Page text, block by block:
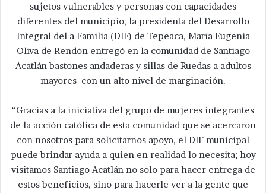
sujetos vulnerables y personas con capacidades
diferentes del municipio, la presidenta del Desarrollo
Integral del a Familia (DIF) de Tepeaca, María Eugenia
Oliva de Rendón entregó en la comunidad de Santiago
Acatlán bastones andaderas y sillas de Ruedas a adultos
mayores con un alto nivel de marginación.
“Gracias a la iniciativa del grupo de mujeres integrantes
de la acción católica de esta comunidad que se acercaron
con nosotros para solicitarnos apoyo, el DIF municipal
puede brindar ayuda a quien en realidad lo necesita; hoy
visitamos Santiago Acatlán no solo para hacer entrega de
estos beneficios, sino para hacerle ver a la gente que